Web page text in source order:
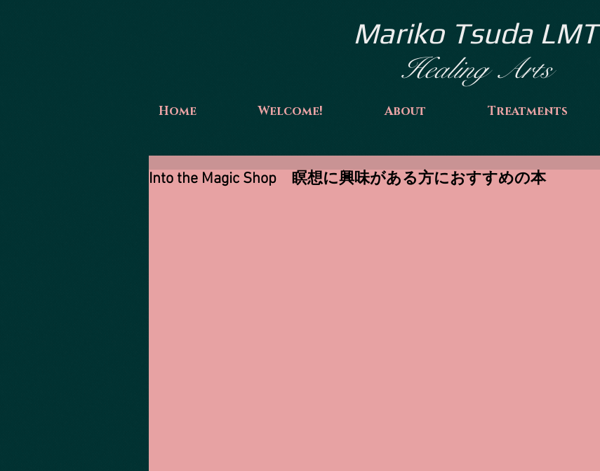
Mariko Tsuda LMT
Healing Arts
Home Welcome! About Treatments
Into the Magic Shop 瞑想に興味がある方におすすめの本